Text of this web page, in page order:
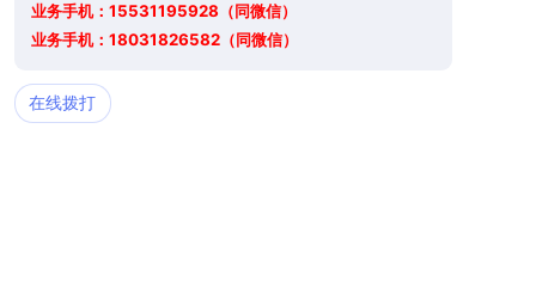
业务手机：15531195928（同微信）
业务手机：18031826582（同微信）
在线拨打